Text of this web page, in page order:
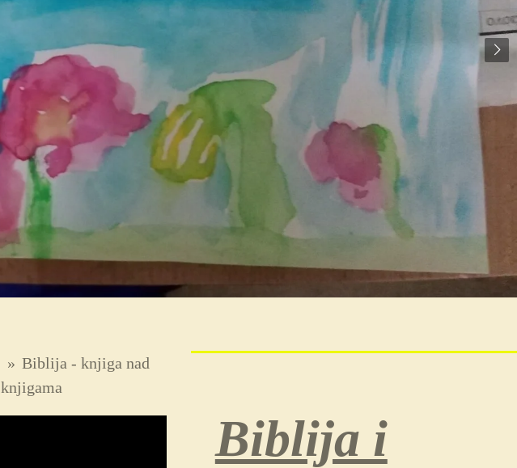
» Biblija - knjiga nad
knjigama
Biblija i